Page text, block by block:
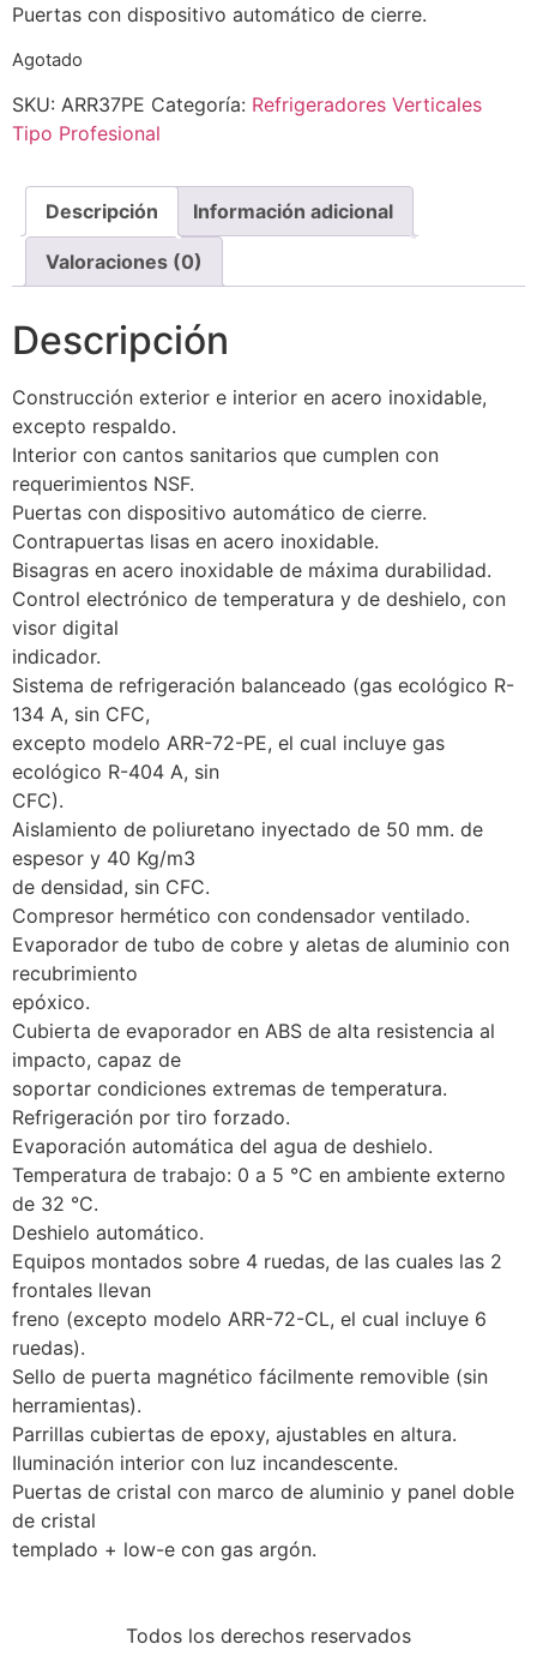
Puertas con dispositivo automático de cierre.
Agotado
SKU: ARR37PE Categoría: Refrigeradores Verticales
Tipo Profesional
Descripción Información adicional
Valoraciones (0)
Descripción
Construcción exterior e interior en acero inoxidable,
excepto respaldo.
Interior con cantos sanitarios que cumplen con
requerimientos NSF.
Puertas con dispositivo automático de cierre.
Contrapuertas lisas en acero inoxidable.
Bisagras en acero inoxidable de máxima durabilidad.
Control electrónico de temperatura y de deshielo, con
visor digital
indicador.
Sistema de refrigeración balanceado (gas ecológico R-
134 A, sin CFC,
excepto modelo ARR-72-PE, el cual incluye gas
ecológico R-404 A, sin
CFC).
Aislamiento de poliuretano inyectado de 50 mm. de
espesor y 40 Kg/m3
de densidad, sin CFC.
Compresor hermético con condensador ventilado.
Evaporador de tubo de cobre y aletas de aluminio con
recubrimiento
epóxico.
Cubierta de evaporador en ABS de alta resistencia al
impacto, capaz de
soportar condiciones extremas de temperatura.
Refrigeración por tiro forzado.
Evaporación automática del agua de deshielo.
Temperatura de trabajo: 0 a 5 °C en ambiente externo
de 32 °C.
Deshielo automático.
Equipos montados sobre 4 ruedas, de las cuales las 2
frontales llevan
freno (excepto modelo ARR-72-CL, el cual incluye 6
ruedas).
Sello de puerta magnético fácilmente removible (sin
herramientas).
Parrillas cubiertas de epoxy, ajustables en altura.
Iluminación interior con luz incandescente.
Puertas de cristal con marco de aluminio y panel doble
de cristal
templado + low-e con gas argón.
Todos los derechos reservados